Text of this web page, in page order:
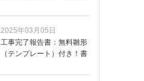
2025年03月05日
工事完了報告書：無料雛形
（テンプレート）付き！書